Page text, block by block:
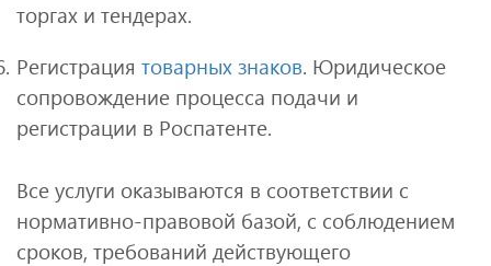
торгах и тендерах.
Регистрация товарных знаков. Юридическое
сопровождение процесса подачи и
регистрации в Роспатенте.
Все услуги оказываются в соответствии с
нормативно-правовой базой, с соблюдением
сроков, требований действующего